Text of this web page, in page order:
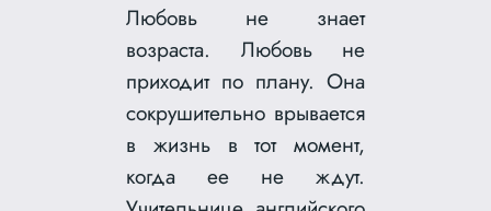
Любовь не знает
возраста. Любовь не
приходит по плану. Она
сокрушительно врывается
в жизнь в тот момент,
когда ее не ждут.